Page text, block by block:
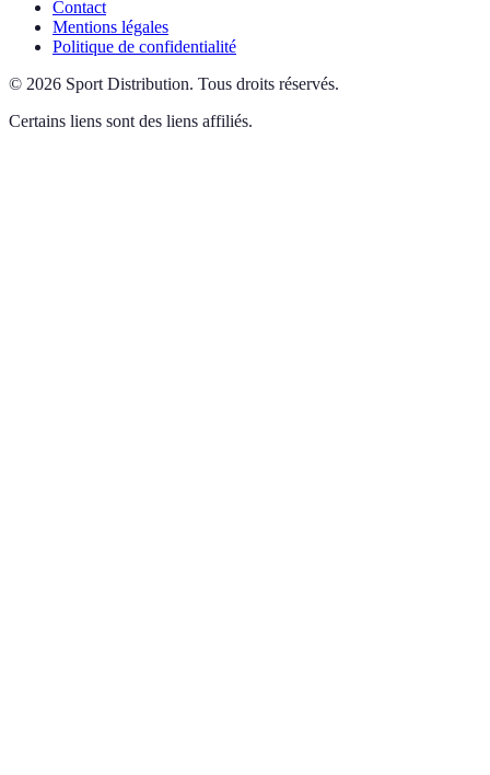
Contact
Mentions légales
Politique de confidentialité
© 2026 Sport Distribution. Tous droits réservés.
Certains liens sont des liens affiliés.